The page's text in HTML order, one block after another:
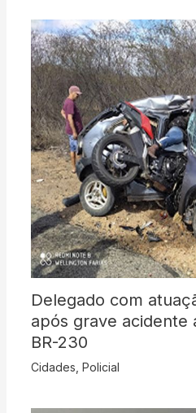
Delegado com
após grave acidente
BR-230
Cidades Policial